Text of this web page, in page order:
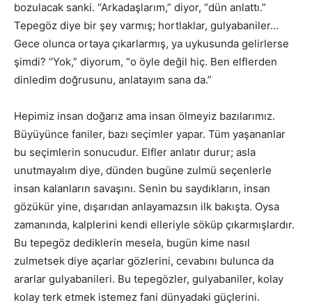
bozulacak sanki. “Arkadaşlarım,” diyor, “dün anlattı.”
Tepegöz diye bir şey varmış; hortlaklar, gulyabaniler…
Gece olunca ortaya çıkarlarmış, ya uykusunda gelirlerse
şimdi? “Yok,” diyorum, “o öyle değil hiç. Ben elflerden
dinledim doğrusunu, anlatayım sana da.”
Hepimiz insan doğarız ama insan ölmeyiz bazılarımız.
Büyüyünce faniler, bazı seçimler yapar. Tüm yaşananlar
bu seçimlerin sonucudur. Elfler anlatır durur; asla
unutmayalım diye, dünden bugüne zulmü seçenlerle
insan kalanların savaşını. Senin bu saydıkların, insan
gözükür yine, dışarıdan anlayamazsın ilk bakışta. Oysa
zamanında, kalplerini kendi elleriyle söküp çıkarmışlardır.
Bu tepegöz dediklerin mesela, bugün kime nasıl
zulmetsek diye açarlar gözlerini, cevabını bulunca da
ararlar gulyabanileri. Bu tepegözler, gulyabaniler, kolay
kolay terk etmek istemez fani dünyadaki güçlerini.